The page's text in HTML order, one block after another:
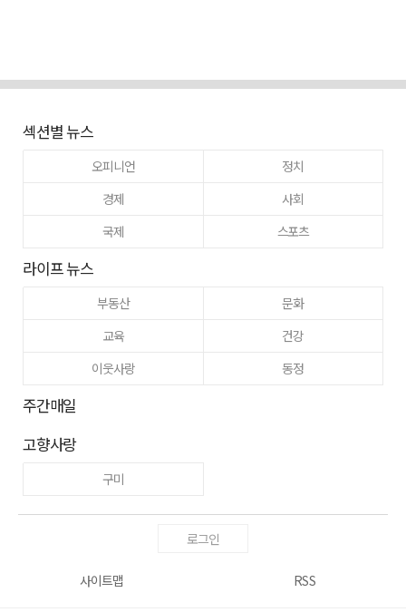
섹션별 뉴스
오피니언
정치
경제
사회
국제
스포츠
라이프 뉴스
부동산
문화
교육
건강
이웃사랑
동정
주간매일
고향사랑
구미
로그인
사이트맵 RSS